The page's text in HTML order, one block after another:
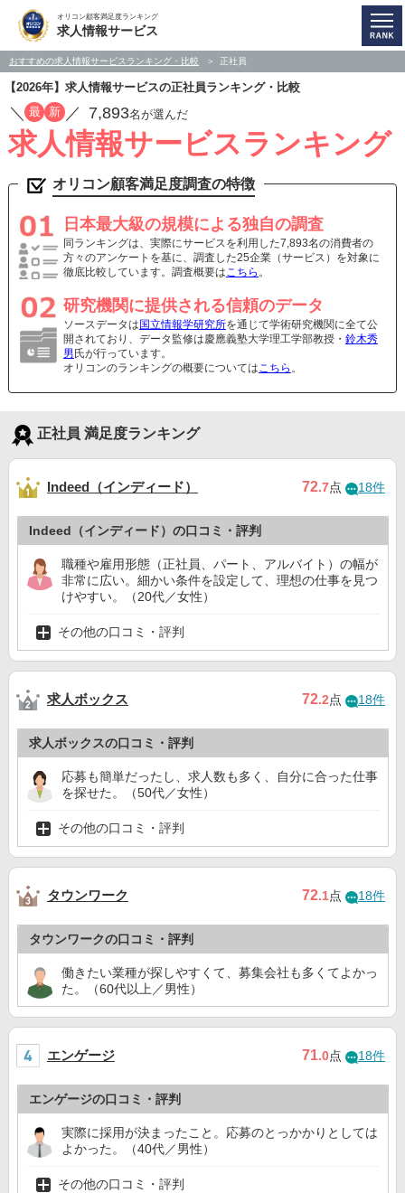
オリコン顧客満足度ランキング
求人情報サービス
おすすめの求人情報サービスランキング・比較 正社員
【2026年】求人情報サービスの正社員ランキング・比較
／ 最 新 ／ 7,893名が選んだ
求人情報サービスランキング
オリコン顧客満足度調査の特徴
日本最大級の規模による独自の調査
同ランキングは、実際にサービスを利用した7,893名の消費者の
方々のアンケートを基に、調査した25企業（サービス）を対象に
徹底比較しています。調査概要はこちら 。
研究機関に提供される信頼のデータ
ソースデータは 国立情報学研究所を通じて学術研究機関に全て公
開されており、データ監修は慶應義塾大学理工学部教授・ 鈴木秀
男 氏が行っています。
オリコンのランキングの概要についてはこちら 。
正社員 満足度ランキング
Indeed（インディード） 72.7点 18件
Indeed（インディード）の口コミ・評判
職種や雇用形態（正社員、パート、アルバイト）の幅が
非常に広い。細かい条件を設定して、理想の仕事を見つ
けやすい。（20代／女性）
その他の口コミ・評判
求人ボックス 72.2点 18件
求人ボックスの口コミ・評判
応募も簡単だったし、求人数も多く、自分に合った仕事
を探せた。（50代／女性）
その他の口コミ・評判
タウンワーク 72.1点 18件
タウンワークの口コミ・評判
働きたい業種が探しやすくて、募集会社も多くてよかっ
た。（60代以上／男性）
エンゲージ 71.0点 18件
エンゲージの口コミ・評判
実際に採用が決まったこと。応募のとっかかりとしては
よかった。（40代／男性）
その他の口コミ・評判